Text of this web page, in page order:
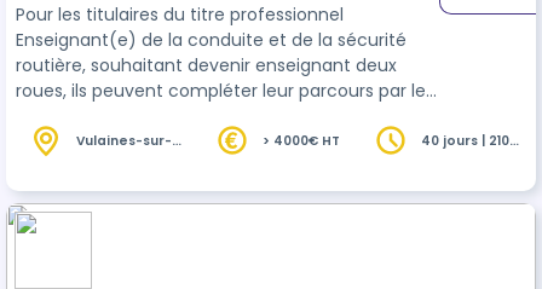
Pour les titulaires du titre professionnel
Enseignant(e) de la conduite et de la sécurité
routière, souhaitant devenir enseignant deux
roues, ils peuvent compléter leur parcours par le
(CCS). L’objectif général de la formation est de
certificat complémentaire de spécialisation 2
ROUES (CCS 2 ROUES) et ainsi se spécialiser en
Vulaines-sur-
> 4000€ HT
40 jours | 210